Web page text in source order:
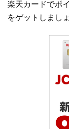
楽天カードでポ
をゲットしまし